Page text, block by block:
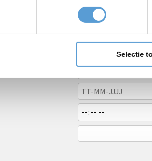
Selectie